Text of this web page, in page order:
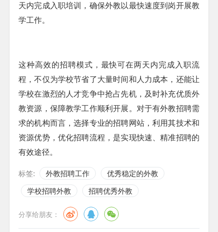
天内完成入职培训，确保外教以最快速度到岗开展教
学工作。​
这种高效的招聘模式，最快可在两天内完成入职流
程，不仅为学校节省了大量时间和人力成本，还能让
学校在激烈的人才竞争中抢占先机，及时补充优质外
教资源，保障教学工作顺利开展。对于有外教招聘需
求的机构而言，选择专业的招聘网站，利用其技术和
资源优势，优化招聘流程，是实现快速、精准招聘的
有效途径。
标签: 外教招聘工作
优秀稳定的外教
学校招聘外教
招聘优秀外教
分享给朋友：